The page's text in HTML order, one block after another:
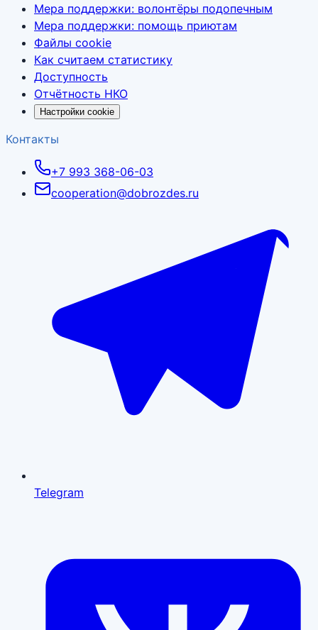
Мера поддержки: волонтёры подопечным
Мера поддержки: помощь приютам
Файлы cookie
Как считаем статистику
Доступность
Отчётность НКО
Настройки cookie
Контакты
+7 993 368-06-03
cooperation@dobrozdes.ru
Telegram